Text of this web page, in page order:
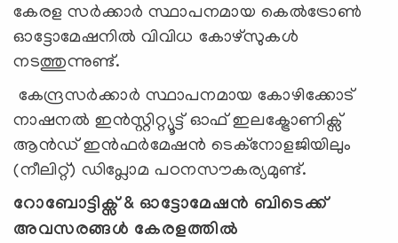
കേരള സർക്കാർ സ്ഥാപനമായ കെൽട്രോൺ
ഓട്ടോമേഷനിൽ വിവിധ കോഴ്സുകൾ
നടത്തുന്നുണ്ട്.
കേന്ദ്രസർക്കാർ സ്ഥാപനമായ കോഴിക്കോട്
നാഷനൽ ഇൻസ്റ്റിറ്റ്യൂട്ട് ഓഫ് ഇലക്ട്രോണിക്സ്
ആൻഡ് ഇൻഫർമേഷൻ ടെക്നോളജിയിലും
(നീലിറ്റ്) ഡിപ്ലോമ പഠനസൗകര്യമുണ്ട്.
റോബോട്ടിക്സ് & ഓട്ടോമേഷൻ ബിടെക്ക്
അവസരങ്ങൾ കേരളത്തിൽ